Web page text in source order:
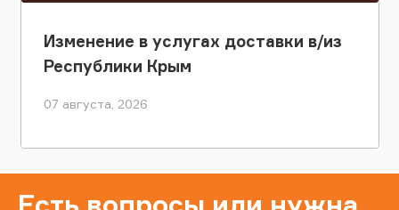
Изменение в услугах доставки в/из
Республики Крым
07 августа, 2026